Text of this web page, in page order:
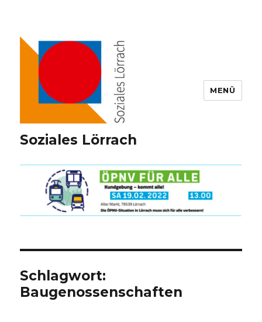
Soziales Lörrach
MENÜ
Schlagwort:
Baugenossenschaften